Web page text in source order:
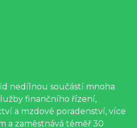
nedílnou součástí mnoha
finančního řízení,
a mzdové poradenství, více
a zaměstnává téměř 30